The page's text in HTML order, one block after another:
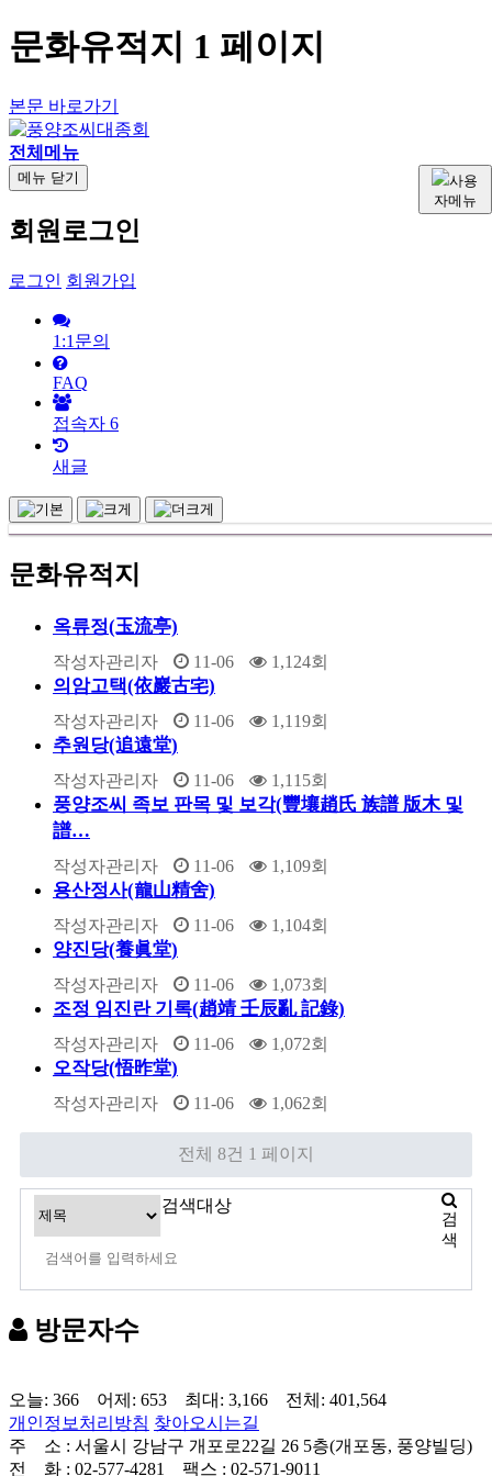
문화유적지 1 페이지
본문 바로가기
전체메뉴
사용
자메뉴
메뉴 닫기
회원로그인
로그인 회원가입
1:1문의
FAQ
접속자 6
새글
문화유적지
옥류정(玉流亭)
작성자관리자 11-06 1,124회
의암고택(依巖古宅)
작성자관리자 11-06 1,119회
추원당(追遠堂)
작성자관리자 11-06 1,115회
풍양조씨 족보 판목 및 보각(豐壤趙氏 族譜 版木 및
譜…
작성자관리자 11-06 1,109회
용산정사(龍山精舍)
작성자관리자 11-06 1,104회
양진당(養眞堂)
작성자관리자 11-06 1,073회
조정 임진란 기록(趙靖 壬辰亂 記錄)
작성자관리자 11-06 1,072회
오작당(悟昨堂)
작성자관리자 11-06 1,062회
전체 8건 1 페이지
검색대상
검
색
방문자수
오늘: 366 어제: 653 최대: 3,166 전체: 401,564
개인정보처리방침 찾아오시는길
주 소 : 서울시 강남구 개포로22길 26 5층(개포동, 풍양빌딩)
전 화 : 02-577-4281 팩스 : 02-571-9011